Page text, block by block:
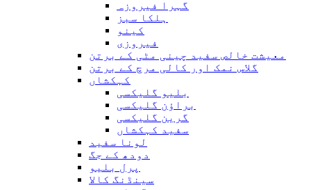
گہرا فیروزہ
ہلکا سبز
کینو
فیروزی
معیشت خالص سفید چینی مٹی کے برتن
گلاس نمک اور کالی مرچ کے برتن
کہکشاں
بلیو گلیکسی
براؤن گلیکسی
گرین گلیکسی
سفید کہکشاں
لونا سفید
دودھ کے جگ
پرل بلیو
سینڈنگ کالا